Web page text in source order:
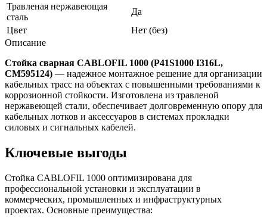
Травленая нержавеющая
сталь
Да
Цвет
Нет (без)
Описание
Стойка сварная CABLOFIL 1000 (P41S1000 I316L,
CM595124) — надежное монтажное решение для организации
кабельных трасс на объектах с повышенными требованиями к
коррозионной стойкости. Изготовлена из травленой
нержавеющей стали, обеспечивает долговременную опору для
кабельных лотков и аксессуаров в системах прокладки
силовых и сигнальных кабелей.
Ключевые выгоды
Стойка CABLOFIL 1000 оптимизирована для
профессиональной установки и эксплуатации в
коммерческих, промышленных и инфраструктурных
проектах. Основные преимущества: